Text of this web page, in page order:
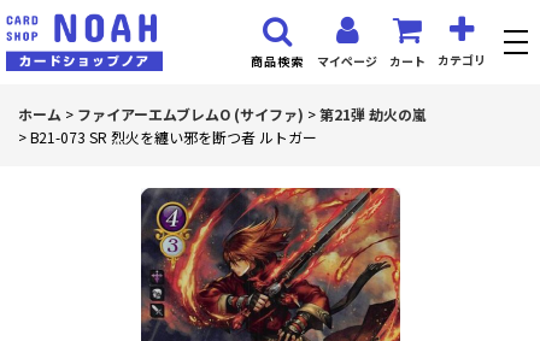
マイページ カート カテゴリ
商品検索
ホーム > ファイアーエムブレムO (サイファ) >第21弾 劫火の嵐
>B21-073 SR 烈火を纏い邪を断つ者 ルトガー